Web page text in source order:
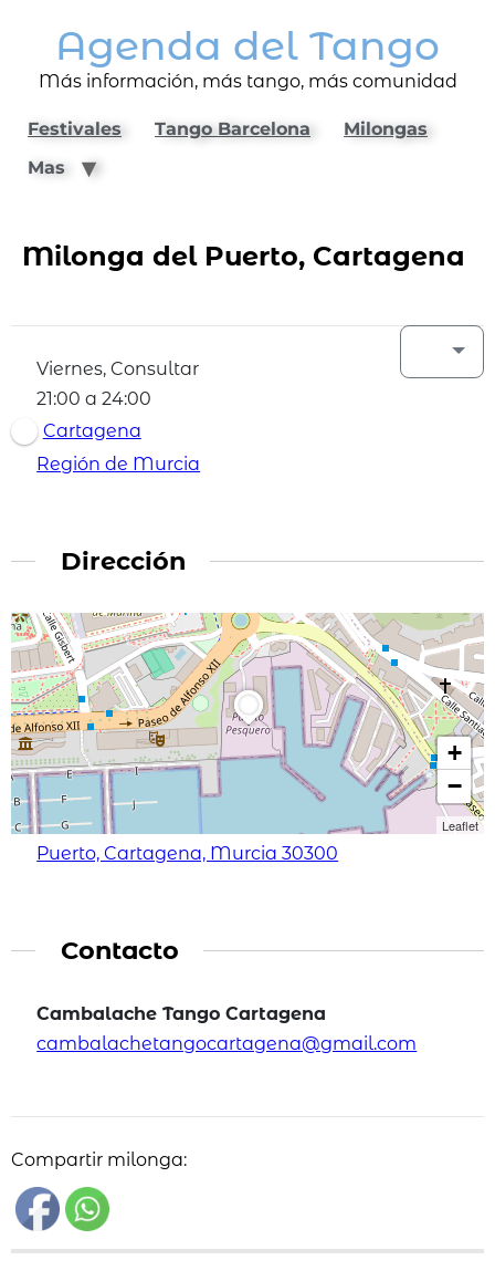
Agenda del Tango
Más información, más tango, más comunidad
Festivales Tango Barcelona
Milongas
Mas
Milonga del Puerto, Cartagena
Viernes, Consultar
21:00 a 24:00
Cartagena
Región de Murcia
Dirección
+
−
Leaflet
Puerto, Cartagena, Murcia 30300
Contacto
Cambalache Tango Cartagena
cambalachetangocartagena@gmail.com
Compartir milonga: